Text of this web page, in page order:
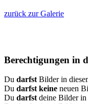
zurück zur Galerie
Berechtigungen in
Du darfst Bilder in
Du darfst keine neuen
Du darfst deine Bilder